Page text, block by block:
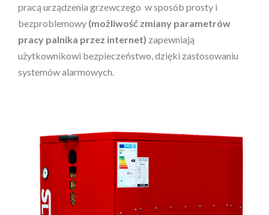
pracą urządzenia grzewczego w sposób prosty i
bezproblemowy (możliwość zmiany parametrów
pracy palnika przez internet) zapewniają
użytkownikowi bezpieczeństwo, dzięki zastosowaniu
systemów alarmowych.